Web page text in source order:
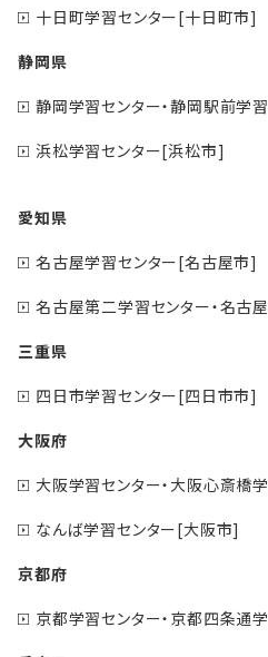
十日町学習センター[十日町市]
静岡県
静岡学習センター・静岡駅前学
浜松学習センター[浜松市]
愛知県
名古屋学習センター[名古屋市]
名古屋第二学習センター・名古
三重県
四日市学習センター[四日市市]
大阪府
大阪学習センター・大阪心斎橋
なんば学習センター[大阪市]
京都府
京都学習センター・京都四条通